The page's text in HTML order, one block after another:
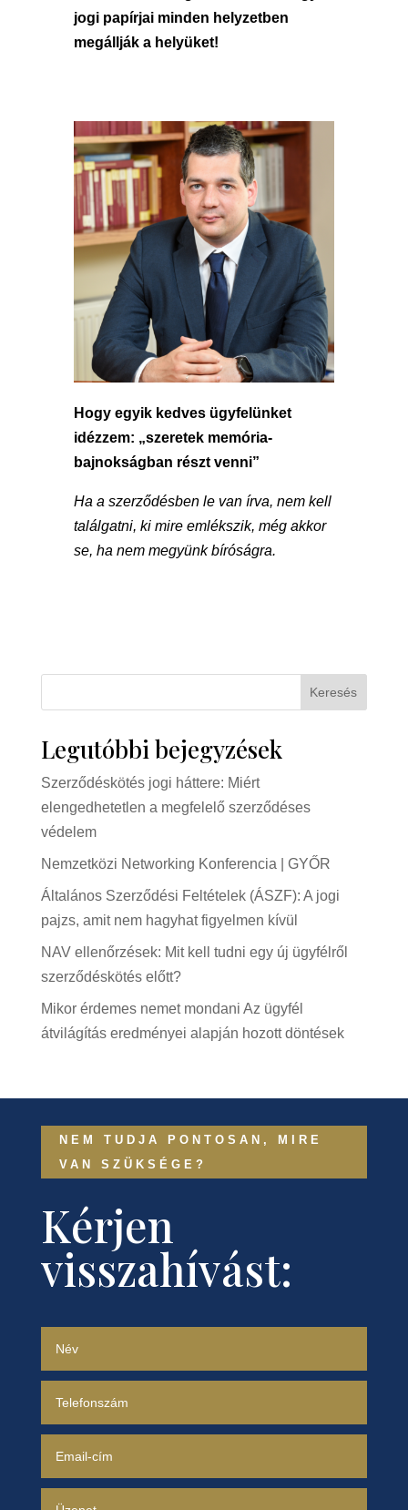
jogi papírjai minden helyzetben
megállják a helyüket!
Hogy egyik kedves ügyfelünket
idézzem: „szeretek memória-
bajnokságban részt venni”
Ha a szerződésben le van írva, nem kell
találgatni, ki mire emlékszik, még akkor
se, ha nem megyünk bíróságra.
Keresés
Legutóbbi bejegyzések
Szerződéskötés jogi háttere: Miért
elengedhetetlen a megfelelő szerződéses
védelem
Nemzetközi Networking Konferencia | GYŐR
Általános Szerződési Feltételek (ÁSZF): A jogi
pajzs, amit nem hagyhat figyelmen kívül
NAV ellenőrzések: Mit kell tudni egy új ügyfélről
szerződéskötés előtt?
Mikor érdemes nemet mondani Az ügyfél
átvilágítás eredményei alapján hozott döntések
NEM TUDJA PONTOSAN, MIRE
VAN SZÜKSÉGE?
Kérjen
visszahívást: